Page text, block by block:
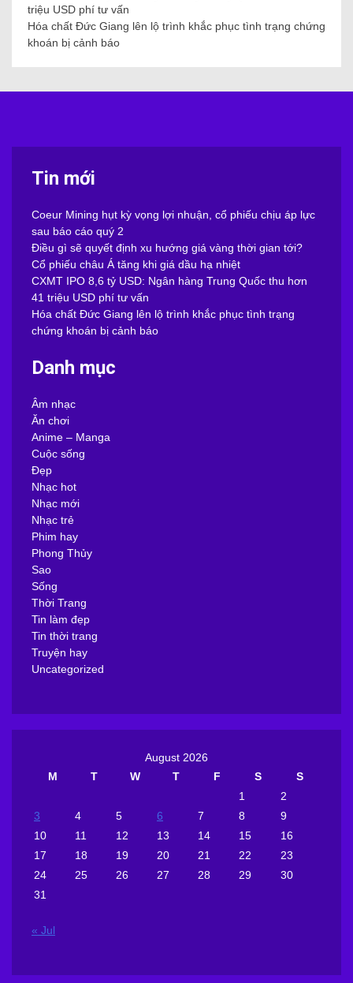
triệu USD phí tư vấn
Hóa chất Đức Giang lên lộ trình khắc phục tình trạng chứng
khoán bị cảnh báo
Tin mới
Coeur Mining hụt kỳ vọng lợi nhuận, cổ phiếu chịu áp lực
sau báo cáo quý 2
Điều gì sẽ quyết định xu hướng giá vàng thời gian tới?
Cổ phiếu châu Á tăng khi giá dầu hạ nhiệt
CXMT IPO 8,6 tỷ USD: Ngân hàng Trung Quốc thu hơn
41 triệu USD phí tư vấn
Hóa chất Đức Giang lên lộ trình khắc phục tình trạng
chứng khoán bị cảnh báo
Danh mục
Âm nhạc
Ăn chơi
Anime – Manga
Cuộc sống
Đẹp
Nhạc hot
Nhạc mới
Nhạc trẻ
Phim hay
Phong Thủy
Sao
Sống
Thời Trang
Tin làm đẹp
Tin thời trang
Truyện hay
Uncategorized
August 2026
M
T W T F S
S
1
2
3
4 5 6 7 8
9
10
11 12 13 14 15
16
17
18 19 20 21 22
23
24
25 26 27 28 29
30
31
« Jul